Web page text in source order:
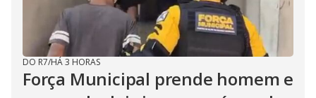
DO R7/HÁ 3 HORAS
Força Municipal prende homem e